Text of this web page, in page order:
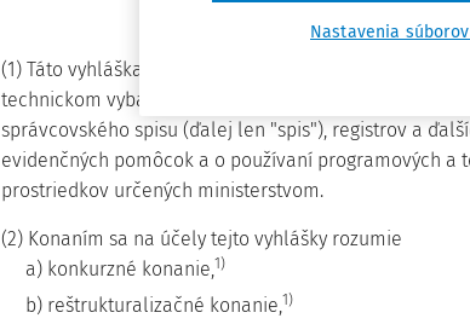
Predmet úpravy
(1) Táto vyhláška upravuje podrobnosti o vedení,
technickom vybavení kancelárie správcu,
správcovského spisu (ďalej len "spis"), registrov a
evidenčných pomôcok a o používaní programových a
prostriedkov určených ministerstvom.
(2) Konaním sa na účely tejto vyhlášky rozumie
a) konkurzné konanie,1)
b) reštrukturalizačné konanie,1)
Nastavenia